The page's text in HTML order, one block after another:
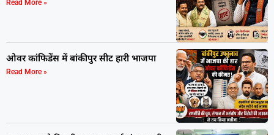
Read More »
ओवर कांफिडेंस में बांकीपुर सीट हारी भाजपा
Read More »